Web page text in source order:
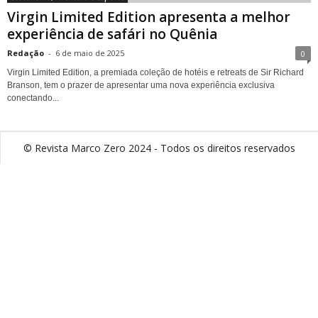
Virgin Limited Edition apresenta a melhor
experiência de safári no Quênia
Redação - 6 de maio de 2025 0
Virgin Limited Edition, a premiada coleção de hotéis e retreats de Sir Richard
Branson, tem o prazer de apresentar uma nova experiência exclusiva
conectando...
© Revista Marco Zero 2024 - Todos os direitos reservados